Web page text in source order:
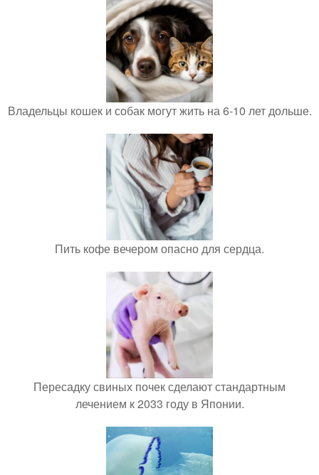
Владельцы кошек и собак могут жить на 6-10 лет дольше.
Пить кофе вечером опасно для сердца.
Пересадку свиных почек сделают стандартным
лечением к 2033 году в Японии.